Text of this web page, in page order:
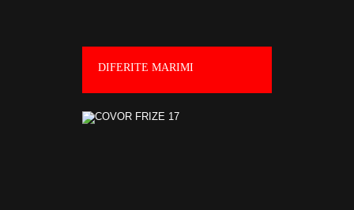
DIFERITE MARIMI